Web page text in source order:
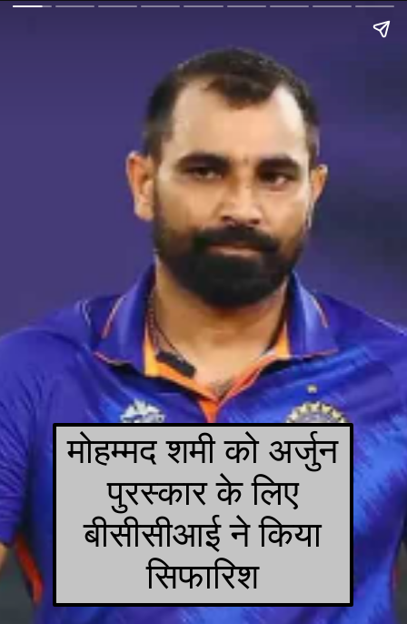
मोहम्मद शमी को अर्जुन
पुरस्कार के लिए
बीसीसीआई ने किया
सिफारिश